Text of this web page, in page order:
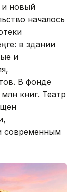
и новый
началось
в здании
и
В фонде
книг. Театр
современным